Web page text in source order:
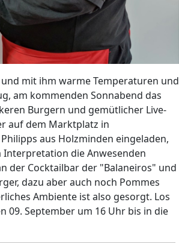
mit ihm warme Temperaturen und
am kommenden Sonnabend das
Burgern und gemütlicher Live-
auf dem Marktplatz in
aus Holzminden eingeladen,
die Anwesenden
der Cocktailbar der "Balaneiros" und
dazu aber auch noch Pommes
Ambiente ist also gesorgt. Los
09. September um 16 Uhr bis in die